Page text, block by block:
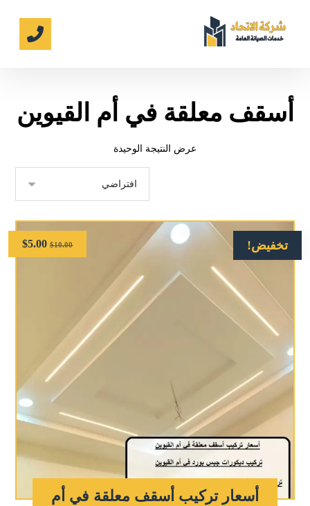
أسقف معلقة في أم القيوين
عرض النتيجة الوحيدة
تخفيض!
أسعار تركيب أسقف معلقة في أم
$10.00
$5.00